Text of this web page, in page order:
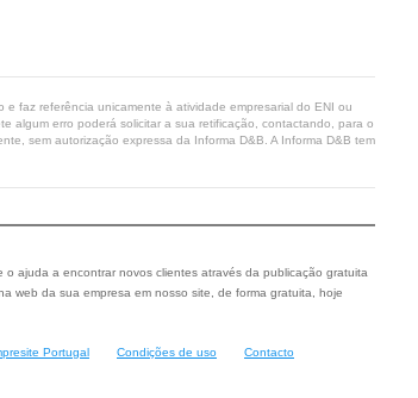
faz referência unicamente à atividade empresarial do ENI ou
algum erro poderá solicitar a sua retificação, contactando, para o
sem autorização expressa da Informa D&B. A Informa D&B tem
ajuda a encontrar novos clientes através da publicação gratuita
web da sua empresa em nosso site, de forma gratuita, hoje
Portugal Condições de uso Contacto